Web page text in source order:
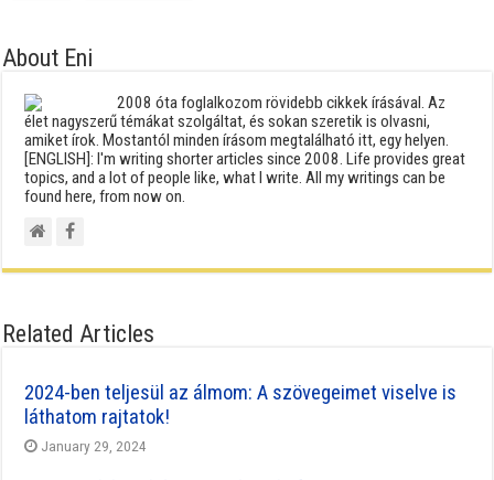
About Eni
2008 óta foglalkozom rövidebb cikkek írásával. Az
élet nagyszerű témákat szolgáltat, és sokan szeretik is olvasni,
amiket írok. Mostantól minden írásom megtalálható itt, egy helyen.
[ENGLISH]: I'm writing shorter articles since 2008. Life provides great
topics, and a lot of people like, what I write. All my writings can be
found here, from now on.
Related Articles
2024-ben teljesül az álmom: A szövegeimet viselve is
láthatom rajtatok!
January 29, 2024